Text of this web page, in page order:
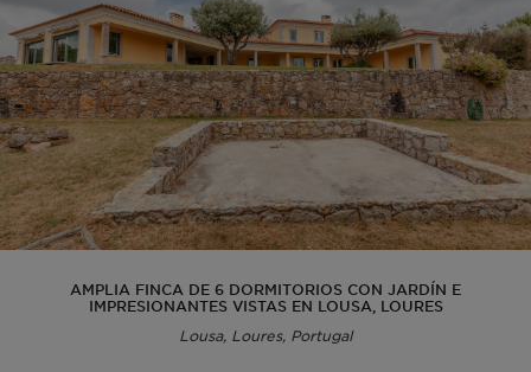
AMPLIA FINCA DE 6 DORMITORIOS CON JARDÍN E
IMPRESIONANTES VISTAS EN LOUSA, LOURES
Lousa, Loures, Portugal